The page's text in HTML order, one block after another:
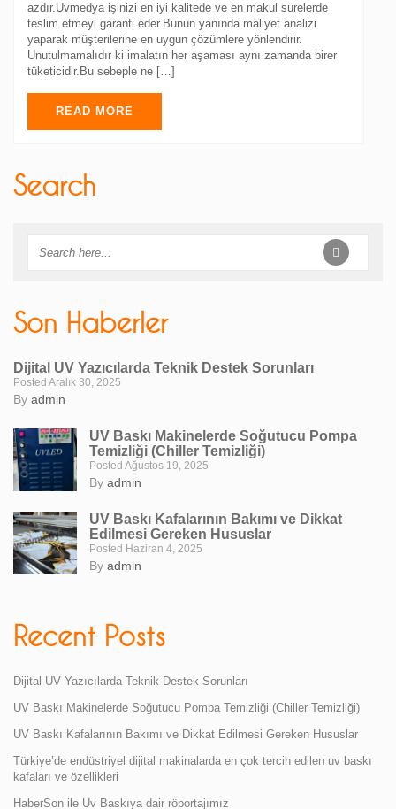
azdır.Uvmedya işinizi en iyi kalitede ve en makul sürelerde
teslim etmeyi garanti eder.Bunun yanında maliyet analizi
yaparak müşterilerine en uygun çözümlere yönlendirir.
Unutulmamalıdır ki imalatın her aşaması aynı zamanda birer
tüketicidir.Bu sebeple ne […]
READ MORE
Search
Son Haberler
Dijital UV Yazıcılarda Teknik Destek Sorunları
Posted Aralık 30, 2025
By admin
UV Baskı Makinelerde Soğutucu Pompa
Temizliği (Chiller Temizliği)
Posted Ağustos 19, 2025
By admin
UV Baskı Kafalarının Bakımı ve Dikkat
Edilmesi Gereken Hususlar
Posted Haziran 4, 2025
By admin
Recent Posts
Dijital UV Yazıcılarda Teknik Destek Sorunları
UV Baskı Makinelerde Soğutucu Pompa Temizliği (Chiller Temizliği)
UV Baskı Kafalarının Bakımı ve Dikkat Edilmesi Gereken Hususlar
Türkiye’de endüstriyel dijital makinalarda en çok tercih edilen uv baskı
kafaları ve özellikleri
HaberSon ile Uv Baskıya dair röportajımız